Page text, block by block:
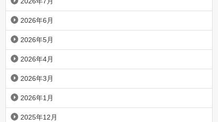
2026年6月
2026年5月
2026年4月
2026年3月
2026年1月
2025年12月